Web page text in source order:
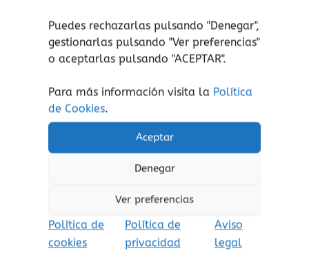
Puedes rechazarlas pulsando "Denegar",
gestionarlas pulsando "Ver preferencias"
o aceptarlas pulsando "ACEPTAR".
Para más información visita la Política
de Cookies.
Aceptar
Denegar
Ver preferencias
Política de
cookies
Política de
privacidad
Aviso
legal
emoción.
Productos relacionados